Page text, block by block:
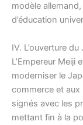
modèle
d’éducation
IV. L’ouverture
L’Empereur
moderniser le
commerce et
signés avec les
mettant fin à la